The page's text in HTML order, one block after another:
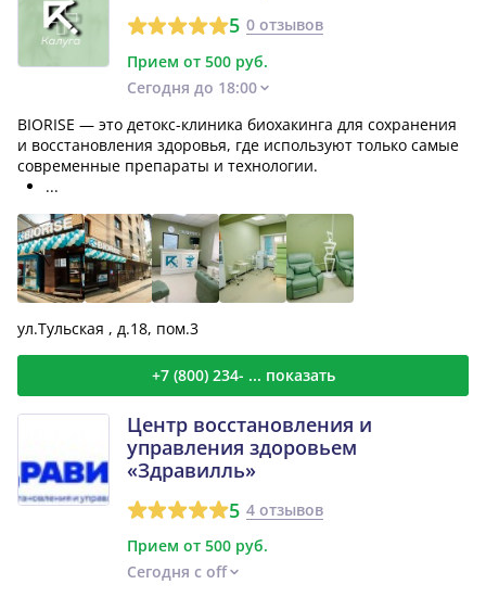
5 0 отзывов
Прием от 500 руб.
Сегодня до 18:00
BIORISE — это детокс-клиника биохакинга для сохранения
и восстановления здоровья, где используют только самые
современные препараты и технологии.
...
ул.Тульская , д.18, пом.3
+7 (800) 234- ... показать
Центр восстановления и
управления здоровьем
«Здравилль»
5 4 отзывов
Прием от 500 руб.
Сегодня с off